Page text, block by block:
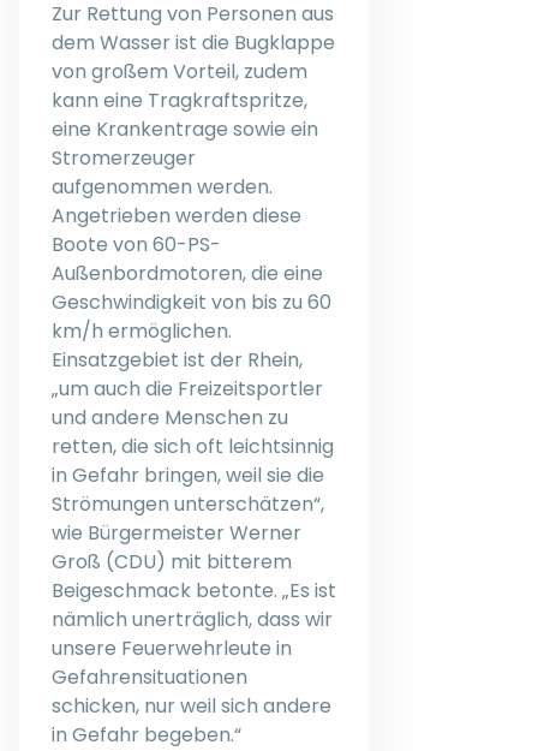
Zur Rettung von Personen aus
dem Wasser ist die Bugklappe
von großem Vorteil, zudem
kann eine Tragkraftspritze,
eine Krankentrage sowie ein
Stromerzeuger
aufgenommen werden.
Angetrieben werden diese
Boote von 60-PS-
Außenbordmotoren, die eine
Geschwindigkeit von bis zu 60
km/h ermöglichen.
Einsatzgebiet ist der Rhein,
„um auch die Freizeitsportler
und andere Menschen zu
retten, die sich oft leichtsinnig
in Gefahr bringen, weil sie die
Strömungen unterschätzen“,
wie Bürgermeister Werner
Groß (CDU) mit bitterem
Beigeschmack betonte. „Es ist
nämlich unerträglich, dass wir
unsere Feuerwehrleute in
Gefahrensituationen
schicken, nur weil sich andere
in Gefahr begeben.“